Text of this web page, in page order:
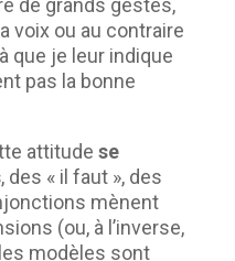
de grands gestes,
voix ou au contraire
que je leur indique
pas la bonne
attitude se
, des « il faut », des
mènent
(ou, à l’inverse,
modèles sont